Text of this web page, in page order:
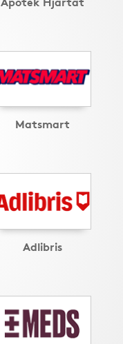
Matsmart
Adlibris